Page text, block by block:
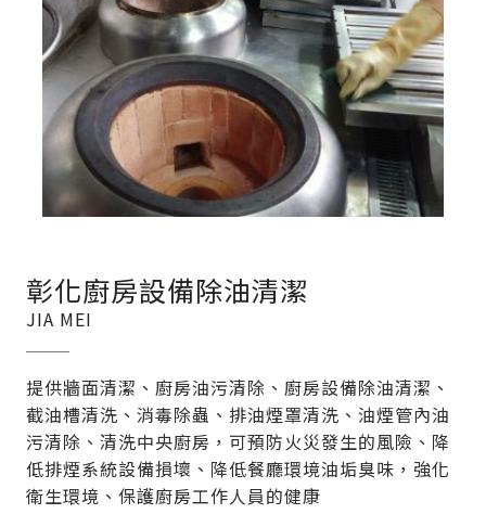
彰化廚房設備除油清潔
JIA MEI
提供牆面清潔、廚房油污清除、廚房設備除油清潔、
截油槽清洗、消毒除蟲、排油煙罩清洗、油煙管內油
污清除、清洗中央廚房，可預防火災發生的風險、降
低排煙系統設備損壞、降低餐廳環境油垢臭味，強化
衛生環境、保護廚房工作人員的健康